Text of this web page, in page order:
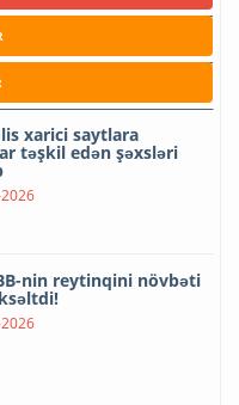
xarici saytlara
təşkil edən şəxsləri
nin reytinqini növbəti